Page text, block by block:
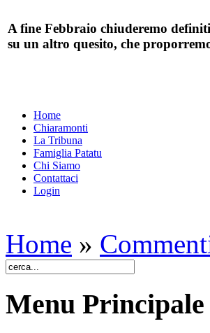
A fine Febbraio chiuderemo
su un altro quesito, che
Home
Chiaramonti
La Tribuna
Famiglia Patatu
Chi Siamo
Contattaci
Login
Home »
Menu Principale